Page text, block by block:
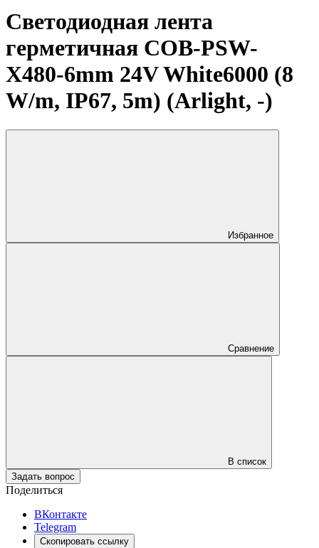
Светодиодная лента
герметичная COB-PSW-
X480-6mm 24V White6000 (8
W/m, IP67, 5m) (Arlight, -)
Избранное
Сравнение
В список
Задать вопрос
Поделиться
ВКонтакте
Telegram
Скопировать ссылку